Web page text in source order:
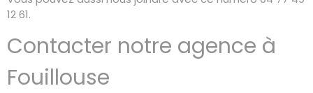
12 61.
Contacter notre agence à
Fouillouse